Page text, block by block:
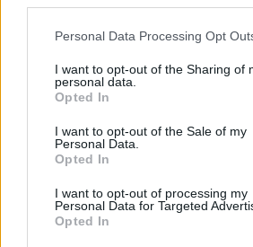
Please note that this website/app uses
not limited to your visit or usage
grant or deny consent to Google and
use your data for below specified
consent section.
Personal Data Processing Opt
I want to opt-out of the Sharing of
personal data.
Opted In
I want to opt-out of the Sale of my
Personal Data.
Opted In
I want to opt-out of processing my
Personal Data for Targeted
Opted In
érvényesül. Egy jó társ nyitott arra, hogy
és hajlandó alakítani a viselkedését, hiszen
Egymásra hangolódás
Különböző szeretetnyelvek léteznek: van, aki
apró figyelmességekkel vagy közös
kifejezési formák kompatibilisek, de az is jól
vagytok arra, hogy megtanuljátok egymás